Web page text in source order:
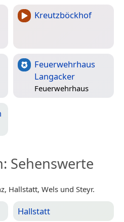
Kreutzböckhof
Feuerwehrhaus
Langacker
Feuerwehrhaus
: Sehenswerte
Hallstatt, Wels und Steyr.
Hallstatt